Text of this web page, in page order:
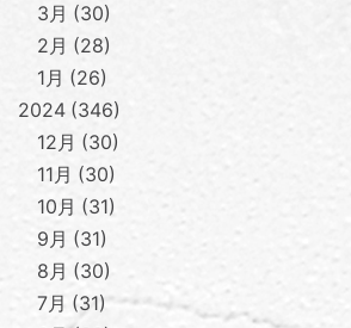
3月
30
2月
28
1月
26
2024 346
12月
30
11月
30
10月
31
9月
31
8月
30
7月
31